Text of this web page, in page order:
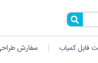
فایل کمیاب سفارش